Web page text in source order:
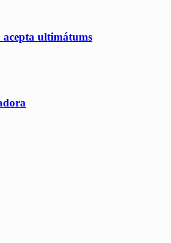
acepta ultimátums